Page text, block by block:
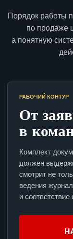
Порядок работы
по продаже
а понятную
РАБОЧИЙ КОНТУР
От
в
Комплект
должен
смотрит не
ведения
и